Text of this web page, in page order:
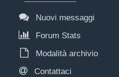
Nuovi messaggi
Forum Stats
Modalità archivio
Contattaci